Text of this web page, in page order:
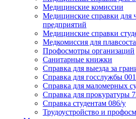
Медицинские комиссии
Медицинские справки для
предприятий
Медицинские справки
Медкомиссия для
Профосмотры организаций
Санитарные книжки
Справка для выезда за
Справка для госслужбы
Справка для маломерных
Справка для прокуратуры
Справка студентам 086/у
Трудоустройство и